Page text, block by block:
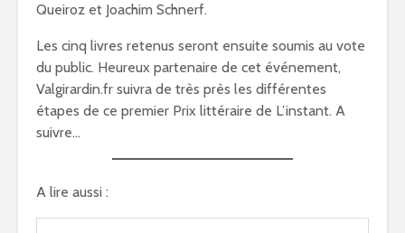
Queiroz et Joachim Schnerf.
Les cinq livres retenus seront ensuite soumis au vote
du public. Heureux partenaire de cet événement,
Valgirardin.fr suivra de très près les différentes
étapes de ce premier Prix littéraire de L’instant. A
suivre…
A lire aussi :